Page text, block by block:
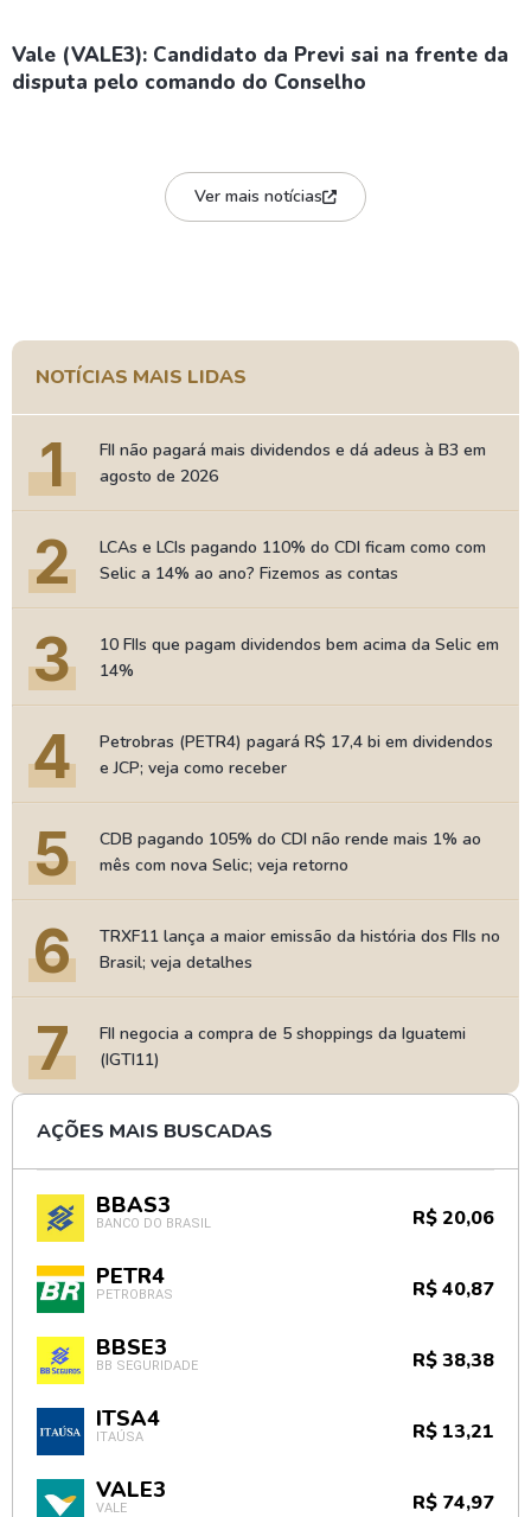
Vale (VALE3): Candidato da Previ sai na frente da
disputa pelo comando do Conselho
Ver mais notícias
NOTÍCIAS MAIS LIDAS
1
FII não pagará mais dividendos e dá adeus à B3 em
agosto de 2026
2
LCAs e LCIs pagando 110% do CDI ficam como com
Selic a 14% ao ano? Fizemos as contas
3
10 FIIs que pagam dividendos bem acima da Selic em
14%
4
Petrobras (PETR4) pagará R$ 17,4 bi em dividendos
e JCP; veja como receber
5
CDB pagando 105% do CDI não rende mais 1% ao
mês com nova Selic; veja retorno
6
TRXF11 lança a maior emissão da história dos FIIs no
Brasil; veja detalhes
7
FII negocia a compra de 5 shoppings da Iguatemi
(IGTI11)
AÇÕES MAIS BUSCADAS
BBAS3
BANCO DO BRASIL R$ 20,06
PETR4
PETROBRAS R$ 40,87
BBSE3
BB SEGURIDADE R$ 38,38
ITSA4
ITAÚSA R$ 13,21
VALE3
VALE R$ 74,97